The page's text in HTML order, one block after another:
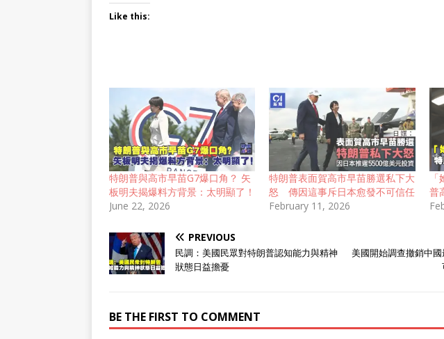
Like this:
特朗普與高市早苗G7爆口角？ 矢
板明夫揭爆料方背景：太明顯了！
June 22, 2026
特朗普表面賀高市早苗勝選私下大
怒 傳因這事斥日本愈發不可信任
February 11, 2026
普
PREVIOUS
民調：美國民眾對特朗普認知能力與精神
狀態日益擔憂
美國開始調查撤銷中
BE THE FIRST TO COMMENT